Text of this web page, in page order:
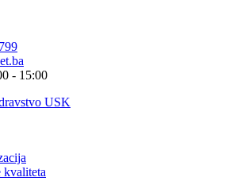
- 15:00
kvaliteta